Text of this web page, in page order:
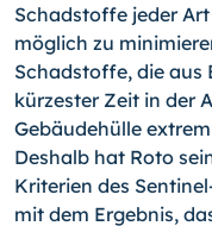
Schadstoffe jeder
möglich zu
Schadstoffe, die aus
kürzester Zeit in der
Gebäudehülle
Deshalb hat Roto
Kriterien des
mit dem Ergebnis,